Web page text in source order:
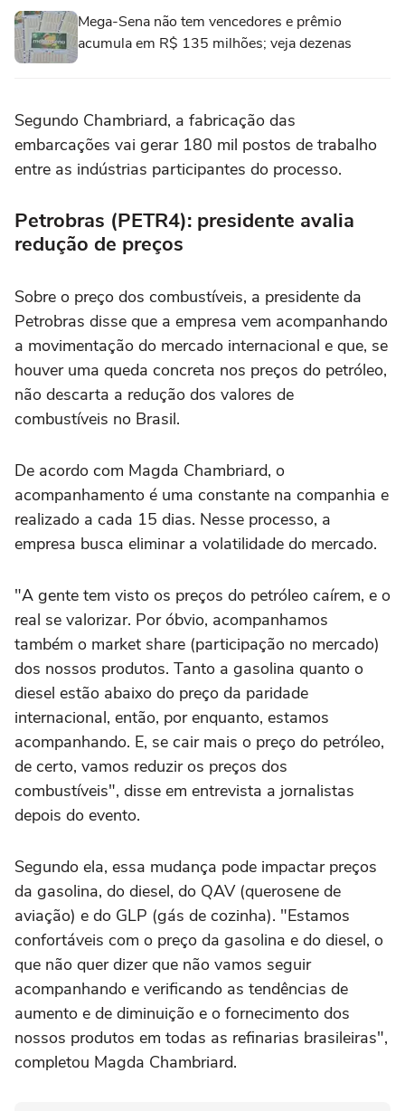
Mega-Sena não tem vencedores e prêmio
acumula em R$ 135 milhões; veja dezenas
Segundo Chambriard, a fabricação das
embarcações vai gerar 180 mil postos de trabalho
entre as indústrias participantes do processo.
Petrobras (PETR4): presidente avalia
redução de preços
Sobre o preço dos combustíveis, a presidente da
Petrobras disse que a empresa vem acompanhando
a movimentação do mercado internacional e que, se
houver uma queda concreta nos preços do petróleo,
não descarta a redução dos valores de
combustíveis no Brasil.
De acordo com Magda Chambriard, o
acompanhamento é uma constante na companhia e
realizado a cada 15 dias. Nesse processo, a
empresa busca eliminar a volatilidade do mercado.
"A gente tem visto os preços do petróleo caírem, e o
real se valorizar. Por óbvio, acompanhamos
também o market share (participação no mercado)
dos nossos produtos. Tanto a gasolina quanto o
diesel estão abaixo do preço da paridade
internacional, então, por enquanto, estamos
acompanhando. E, se cair mais o preço do petróleo,
de certo, vamos reduzir os preços dos
combustíveis", disse em entrevista a jornalistas
depois do evento.
Segundo ela, essa mudança pode impactar preços
da gasolina, do diesel, do QAV (querosene de
aviação) e do GLP (gás de cozinha). "Estamos
confortáveis com o preço da gasolina e do diesel, o
que não quer dizer que não vamos seguir
acompanhando e verificando as tendências de
aumento e de diminuição e o fornecimento dos
nossos produtos em todas as refinarias brasileiras",
completou Magda Chambriard.